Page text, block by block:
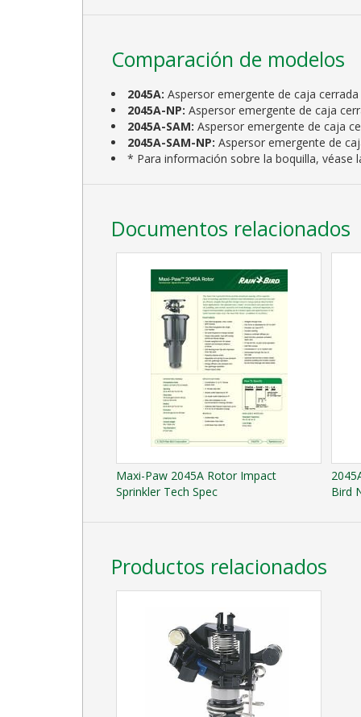
Comparación de modelos
2045A: Aspersor emergente de caja cerrada
2045A-NP: Aspersor emergente de caja
2045A-SAM: Aspersor emergente de caja
2045A-SAM-NP: Aspersor emergente de
* Para información sobre la boquilla, véase
Documentos relacionados
Maxi-Paw 2045A Rotor Impact
Sprinkler Tech Spec
Bird
Productos relacionados